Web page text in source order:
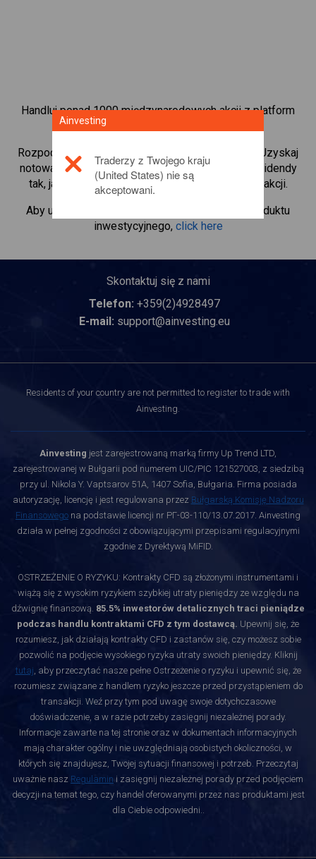
Handluj ponad 1000 międzynarodowych akcji z platform
handlową CFD od Ainvesting.
Rozpocznij handel kontraktami CFD w
. Uzyskaj
notowania w czasie rzeczywistym i otrzymuj dywidendy
tak, jak w przypadku rzeczywistego posiadania akcji.
Aby uzyskać więcej informacji na temat tego produktu
inwestycyjnego, click here
Skontaktuj się z nami
Telefon: +359(2)4928497
E-mail: support@ainvesting.eu
Residents of your country are not permitted to register to trade with
Ainvesting.
Ainvesting jest zarejestrowaną marką firmy Up Trend LTD,
zarejestrowanej w Bułgarii pod numerem UIC/PIC 121527003, z siedzibą
przy ul. Nikola Y. Vaptsarov 51A, 1407 Sofia, Bułgaria. Firma posiada
autoryzację, licencję i jest regulowana przez Bułgarską Komisję Nadzoru
Finansowego na podstawie licencji nr РГ-03-110/13.07.2017. Ainvesting
działa w pełnej zgodności z obowiązującymi przepisami regulacyjnymi
zgodnie z Dyrektywą MiFID.
OSTRZEŻENIE O RYZYKU: Kontrakty CFD są złożonymi instrumentami i
wiążą się z wysokim ryzykiem szybkiej utraty pieniędzy ze względu na
dźwignię finansową. 85.5% inwestorów detalicznych traci pieniądze
podczas handlu kontraktami CFD z tym dostawcą. Upewnij się, że
rozumiesz, jak działają kontrakty CFD i zastanów się, czy możesz sobie
pozwolić na podjęcie wysokiego ryzyka utraty swoich pieniędzy. Kliknij
tutaj, aby przeczytać nasze pełne Ostrzeżenie o ryzyku i upewnić się, że
rozumiesz związane z handlem ryzyko jeszcze przed przystąpieniem do
transakcji. Weź przy tym pod uwagę swoje dotychczasowe
doświadczenie, a w razie potrzeby zasięgnij niezależnej porady.
Informacje zawarte na tej stronie oraz w dokumentach informacyjnych
mają charakter ogólny i nie uwzględniają osobistych okoliczności, w
których się znajdujesz, Twojej sytuacji finansowej i potrzeb. Przeczytaj
uważnie nasz Regulamin i zasięgnij niezależnej porady przed podjęciem
decyzji na temat tego, czy handel oferowanymi przez nas produktami jest
dla Ciebie odpowiedni..
Ainvesting
Traderzy z Twojego kraju
(United States) nie są
akceptowani.